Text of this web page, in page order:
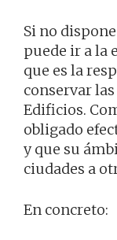
Si no
puede ir a la
que es la
conservar
Edificios.
obligado
y que su
ciudades a
En concreto: